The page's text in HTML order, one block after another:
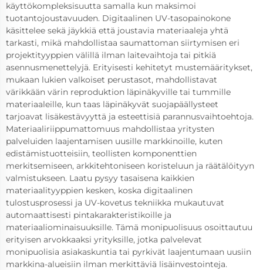
käyttökompleksisuutta samalla kun maksimoi
tuotantojoustavuuden. Digitaalinen UV-tasopainokone
käsittelee sekä jäykkiä että joustavia materiaaleja yhtä
tarkasti, mikä mahdollistaa saumattoman siirtymisen eri
projektityyppien välillä ilman laitevaihtoja tai pitkiä
asennusmenettelyjä. Erityisesti kehitetyt mustemääritykset,
mukaan lukien valkoiset perustasot, mahdollistavat
värikkään värin reproduktion läpinäkyville tai tummille
materiaaleille, kun taas läpinäkyvät suojapäällysteet
tarjoavat lisäkestävyyttä ja esteettisiä parannusvaihtoehtoja.
Materiaaliriippumattomuus mahdollistaa yritysten
palveluiden laajentamisen uusille markkinoille, kuten
edistämistuotteisiin, teollisten komponenttien
merkitsemiseen, arkkitehtoniseen koristeluun ja räätälöityyn
valmistukseen. Laatu pysyy tasaisena kaikkien
materiaalityyppien kesken, koska digitaalinen
tulostusprosessi ja UV-kovetus tekniikka mukautuvat
automaattisesti pintakarakteristikoille ja
materiaaliominaisuuksille. Tämä monipuolisuus osoittautuu
erityisen arvokkaaksi yrityksille, jotka palvelevat
monipuolisia asiakaskuntia tai pyrkivät laajentumaan uusiin
markkina-alueisiin ilman merkittäviä lisäinvestointeja.